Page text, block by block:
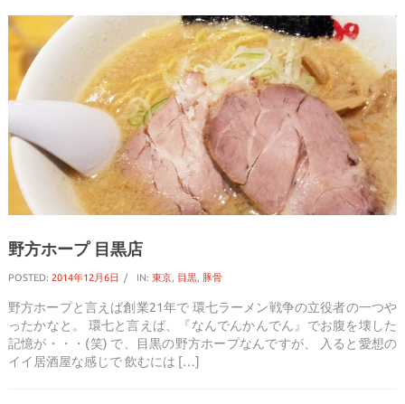
野方ホープ 目黒店
POSTED: 2014年12月6日 IN: 東京, 目黒, 豚骨
野方ホープと言えば創業21年で 環七ラーメン戦争の立役者の一つや
ったかなと。 環七と言えば、『なんでんかんでん』でお腹を壊した
記憶が・・・(笑) で、目黒の野方ホープなんですが、 入ると愛想の
イイ居酒屋な感じで 飲むには […]